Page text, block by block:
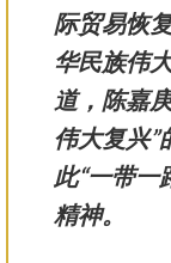
际贸易恢
华民族伟
道，陈嘉
伟大复兴”
此“一带一
精神。